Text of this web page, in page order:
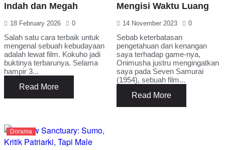
Indah dan Megah
18 February 2026 0
Salah satu cara terbaik untuk
mengenal sebuah kebudayaan
adalah lewat film. Kokuho jadi
buktinya terbarunya. Selama
hampir 3...
Read More
Mengisi Waktu Luang
14 November 2023 0
Sebab keterbatasan
pengetahuan dan kenangan
saya terhadap game-nya,
Onimusha justru mengingatkan
saya pada Seven Samurai
(1954), sebuah film...
Read More
Dorama